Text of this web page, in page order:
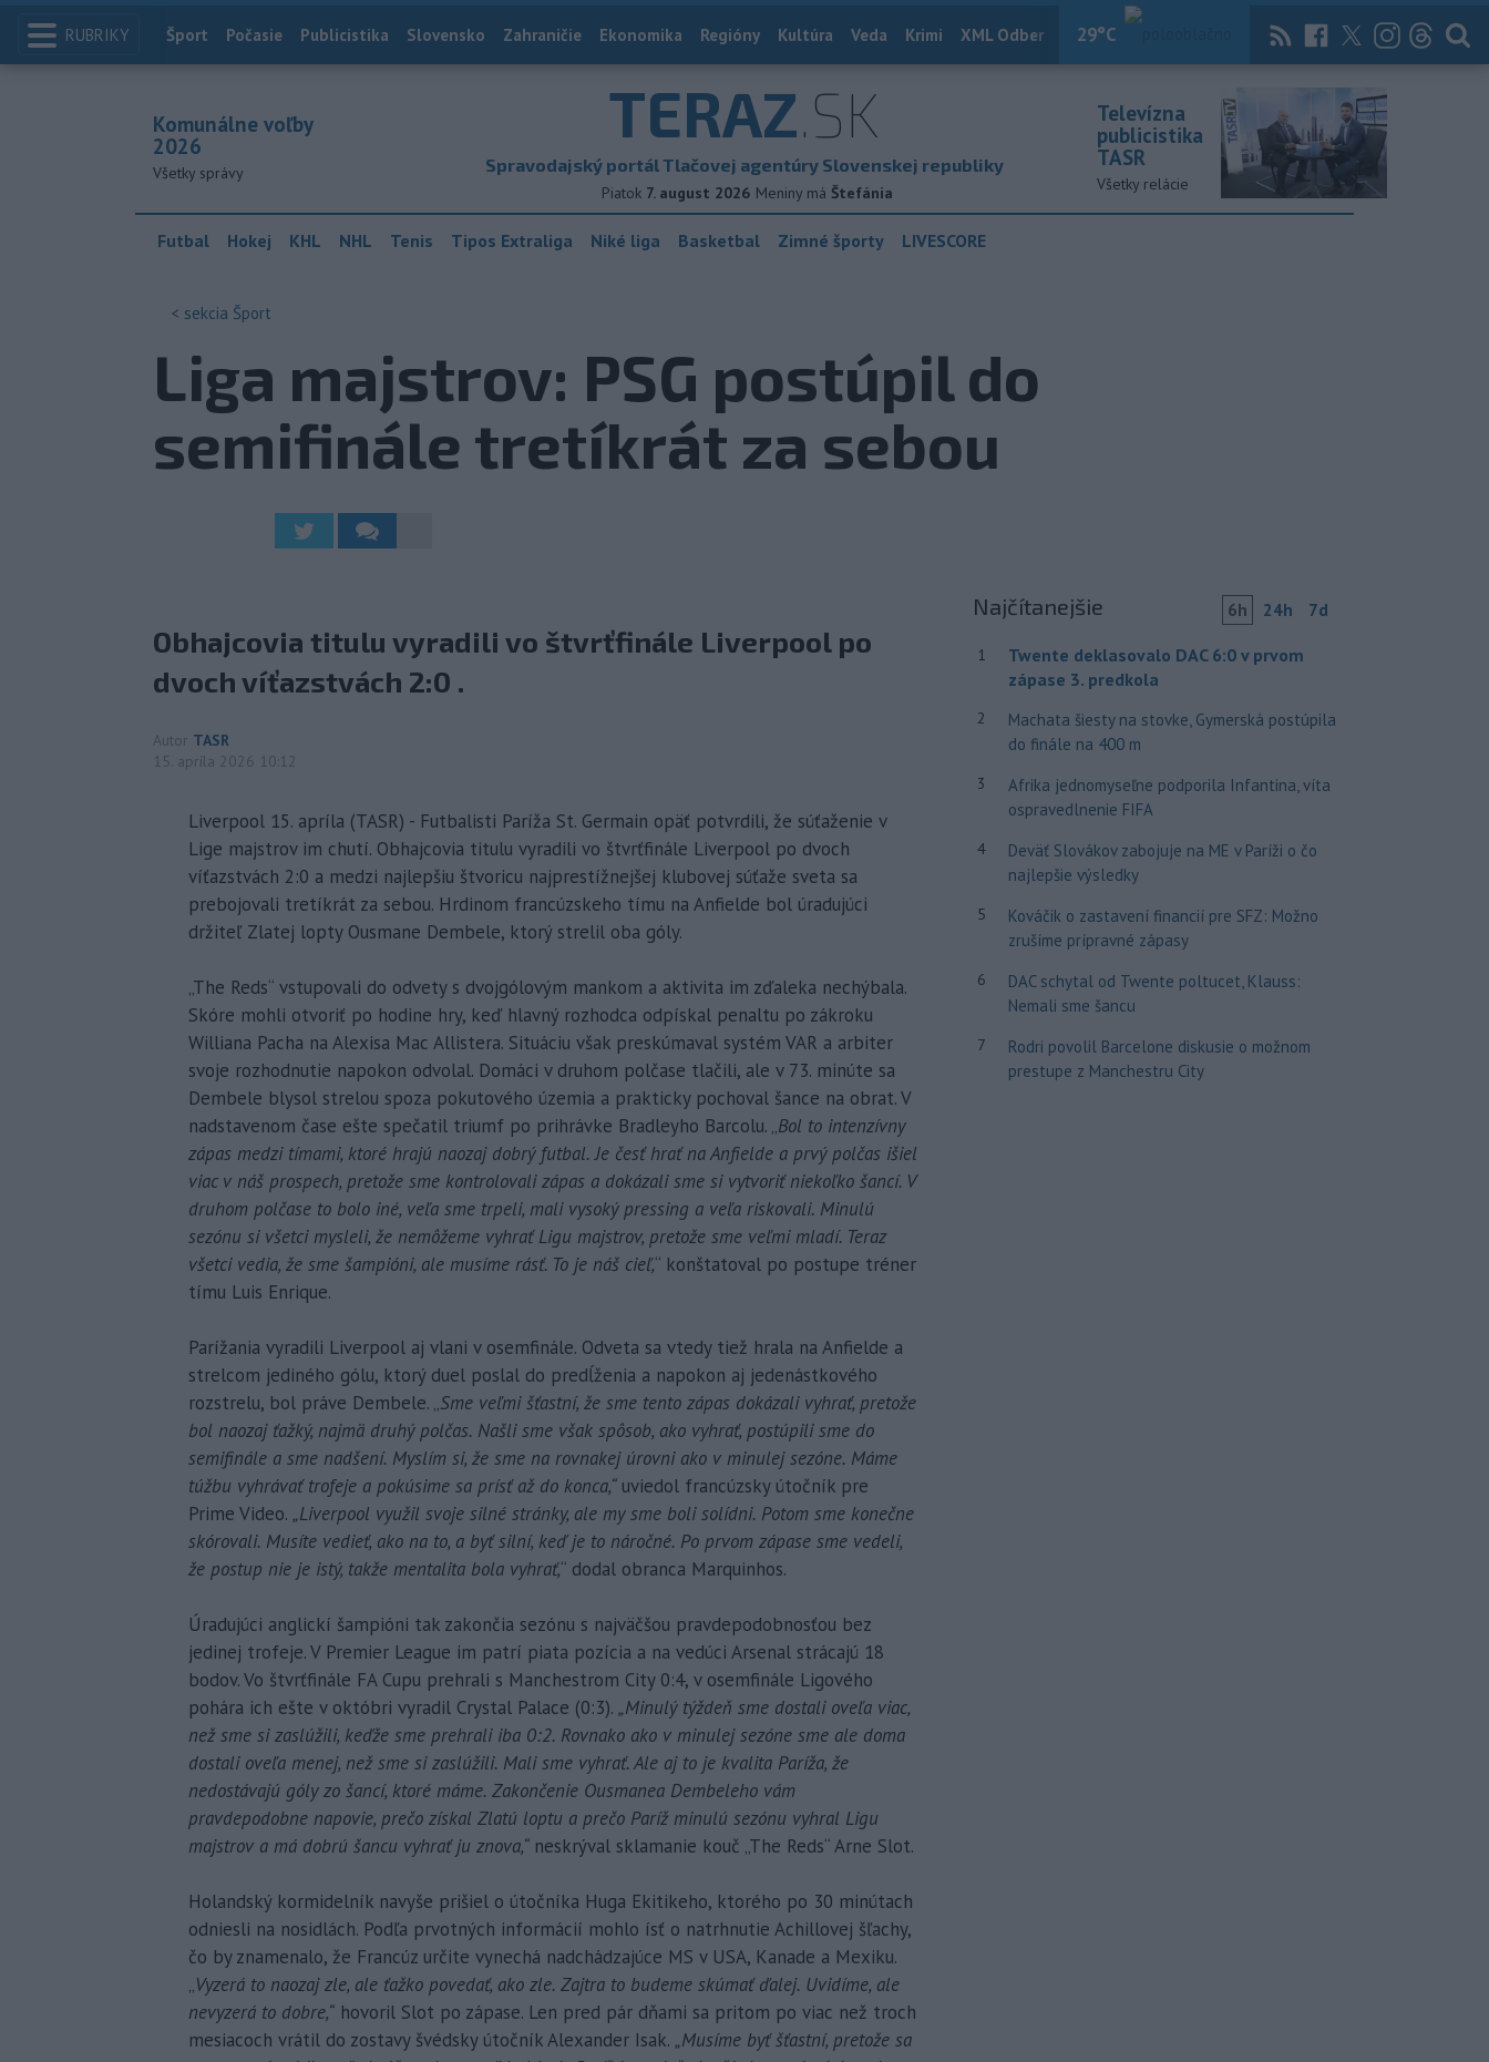
RUBRIKY 29°C
Index
Šport Počasie Publicistika Slovensko Zahraničie Ekonomika Regióny Kultúra Veda Krimi XML Odber Knihy Magazín News Now Archív
TERAZ.SK
Spravodajský portál Tlačovej agentúry Slovenskej republiky
Piatok 7. august 2026 Meniny má Štefánia
Komunálne voľby
2026
Všetky správy
Televízna
publicistika
TASR
Všetky relácie
Futbal Hokej KHL NHL Tenis Tipos Extraliga Niké liga Basketbal Zimné športy LIVESCORE
< sekcia Šport
Liga majstrov: PSG postúpil do
semifinále tretíkrát za sebou
Obhajcovia titulu vyradili vo štvrťfinále Liverpool po
dvoch víťazstvách 2:0 .
Autor TASR
15. apríla 2026 10:12
Liverpool 15. apríla (TASR) - Futbalisti Paríža St. Germain opäť potvrdili, že súťaženie v
Lige majstrov im chutí. Obhajcovia titulu vyradili vo štvrťfinále Liverpool po dvoch
víťazstvách 2:0 a medzi najlepšiu štvoricu najprestížnejšej klubovej súťaže sveta sa
prebojovali tretíkrát za sebou. Hrdinom francúzskeho tímu na Anfielde bol úradujúci
držiteľ Zlatej lopty Ousmane Dembele, ktorý strelil oba góly.
„The Reds“ vstupovali do odvety s dvojgólovým mankom a aktivita im zďaleka nechýbala.
Skóre mohli otvoriť po hodine hry, keď hlavný rozhodca odpískal penaltu po zákroku
Williana Pacha na Alexisa Mac Allistera. Situáciu však preskúmaval systém VAR a arbiter
svoje rozhodnutie napokon odvolal. Domáci v druhom polčase tlačili, ale v 73. minúte sa
Dembele blysol strelou spoza pokutového územia a prakticky pochoval šance na obrat. V
nadstavenom čase ešte spečatil triumf po prihrávke Bradleyho Barcolu. „Bol to intenzívny
zápas medzi tímami, ktoré hrajú naozaj dobrý futbal. Je česť hrať na Anfielde a prvý polčas išiel
viac v náš prospech, pretože sme kontrolovali zápas a dokázali sme si vytvoriť niekoľko šancí. V
druhom polčase to bolo iné, veľa sme trpeli, mali vysoký pressing a veľa riskovali. Minulú
sezónu si všetci mysleli, že nemôžeme vyhrať Ligu majstrov, pretože sme veľmi mladí. Teraz
všetci vedia, že sme šampióni, ale musíme rásť. To je náš cieľ,“ konštatoval po postupe tréner
tímu Luis Enrique.
Parížania vyradili Liverpool aj vlani v osemfinále. Odveta sa vtedy tiež hrala na Anfielde a
strelcom jediného gólu, ktorý duel poslal do predĺženia a napokon aj jedenástkového
rozstrelu, bol práve Dembele. „Sme veľmi šťastní, že sme tento zápas dokázali vyhrať, pretože
bol naozaj ťažký, najmä druhý polčas. Našli sme však spôsob, ako vyhrať, postúpili sme do
semifinále a sme nadšení. Myslím si, že sme na rovnakej úrovni ako v minulej sezóne. Máme
túžbu vyhrávať trofeje a pokúsime sa prísť až do konca,“ uviedol francúzsky útočník pre
Prime Video. „Liverpool využil svoje silné stránky, ale my sme boli solídni. Potom sme konečne
skórovali. Musíte vedieť, ako na to, a byť silní, keď je to náročné. Po prvom zápase sme vedeli,
že postup nie je istý, takže mentalita bola vyhrať,“ dodal obranca Marquinhos.
Úradujúci anglickí šampióni tak zakončia sezónu s najväčšou pravdepodobnosťou bez
jedinej trofeje. V Premier League im patrí piata pozícia a na vedúci Arsenal strácajú 18
bodov. Vo štvrťfinále FA Cupu prehrali s Manchestrom City 0:4, v osemfinále Ligového
pohára ich ešte v októbri vyradil Crystal Palace (0:3). „Minulý týždeň sme dostali oveľa viac,
než sme si zaslúžili, keďže sme prehrali iba 0:2. Rovnako ako v minulej sezóne sme ale doma
dostali oveľa menej, než sme si zaslúžili. Mali sme vyhrať. Ale aj to je kvalita Paríža, že
nedostávajú góly zo šancí, ktoré máme. Zakončenie Ousmanea Dembeleho vám
pravdepodobne napovie, prečo získal Zlatú loptu a prečo Paríž minulú sezónu vyhral Ligu
majstrov a má dobrú šancu vyhrať ju znova,“ neskrýval sklamanie kouč „The Reds“ Arne Slot.
Holandský kormidelník navyše prišiel o útočníka Huga Ekitikeho, ktorého po 30 minútach
odniesli na nosidlách. Podľa prvotných informácií mohlo ísť o natrhnutie Achillovej šľachy,
čo by znamenalo, že Francúz určite vynechá nadchádzajúce MS v USA, Kanade a Mexiku.
„Vyzerá to naozaj zle, ale ťažko povedať, ako zle. Zajtra to budeme skúmať ďalej. Uvidíme, ale
nevyzerá to dobre,“ hovoril Slot po zápase. Len pred pár dňami sa pritom po viac než troch
mesiacoch vrátil do zostavy švédsky útočník Alexander Isak. „Musíme byť šťastní, pretože sa
Najčítanejšie 6h 24h 7d
1
Twente deklasovalo DAC 6:0 v prvom
zápase 3. predkola
2
Machata šiesty na stovke, Gymerská postúpila
do finále na 400 m
3
Afrika jednomyseľne podporila Infantina, víta
ospravedlnenie FIFA
4
Deväť Slovákov zabojuje na ME v Paríži o čo
najlepšie výsledky
5
Kováčik o zastavení financií pre SFZ: Možno
zrušíme prípravné zápasy
6
DAC schytal od Twente poltucet, Klauss:
Nemali sme šancu
7
Rodri povolil Barcelone diskusie o možnom
prestupe z Manchestru City